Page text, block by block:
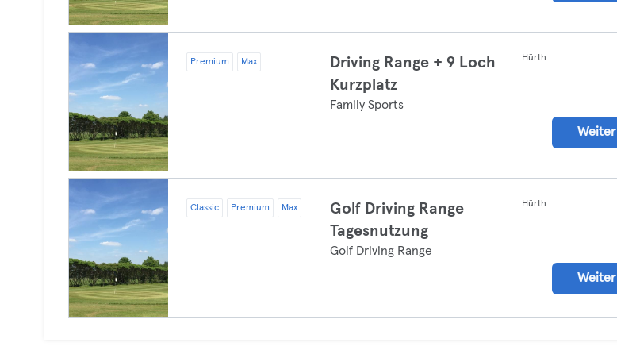
Premium Max
Driving Range + 9 Loch
Kurzplatz
Family Sports
Hürth
Weiter
Classic Premium Max
Golf Driving Range
Tagesnutzung
Golf Driving Range
Hürth
Weiter